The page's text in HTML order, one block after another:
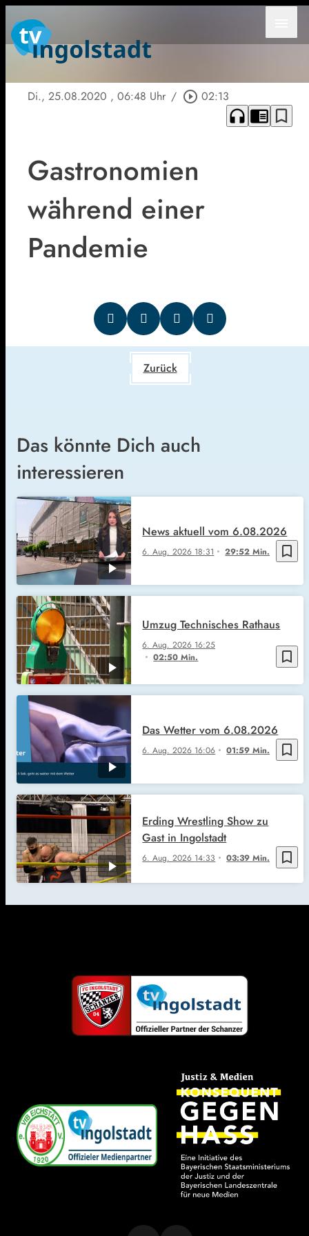
Di., 25.08.2020 , 06:48 Uhr / play_circle_outline 02:13
headphones chrome_reader_mode bookmark_border
Gastronomien
während einer
Pandemie
Zurück
Das könnte Dich auch
interessieren
bookmark_border
6. Aug. 2026 18:31 29:52 Min.
News aktuell vom 6.08.2026
bookmark_border
6. Aug. 2026 16:25
02:50 Min.
Umzug Technisches Rathaus
bookmark_border
6. Aug. 2026 16:06 01:59 Min.
Das Wetter vom 6.08.2026
bookmark_border
6. Aug. 2026 14:33 03:39 Min.
Erding Wrestling Show zu
Gast in Ingolstadt